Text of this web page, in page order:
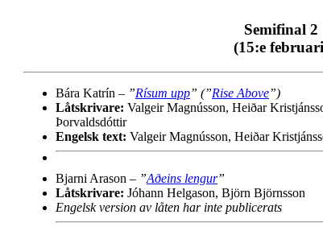
Semifinal 2
(15:e
Bára Katrín – ”Rísum upp” (”Rise Above”)
Låtskrivare: Valgeir Magnússon, Heiðar
Þorvaldsdóttir
Engelsk text: Valgeir Magnússon, Heiðar
Bjarni Arason – ”Aðeins lengur”
Låtskrivare: Jóhann Helgason, Björn Björnsson
Engelsk version av låten har inte publicerats